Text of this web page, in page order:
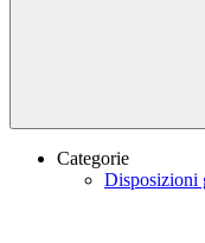
Categorie
Disposizioni